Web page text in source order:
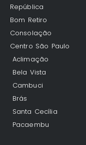
República
Bom Retiro
Consolação
Centro São Paulo
Aclimação
Bela Vista
Cambuci
Brás
Santa Cecília
Pacaembu